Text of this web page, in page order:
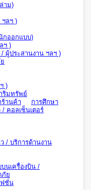
าม)
ฯลฯ )
กออกแบบ)
ฯ )
ผู้ประสานงาน ฯลฯ )
)
ริมทรัพย์
านค้า
การศึกษา
/ คอลเซ็นเตอร์
/ บริการด้านงาน
นเครื่องบิน /
ภัย
ฟชั่น